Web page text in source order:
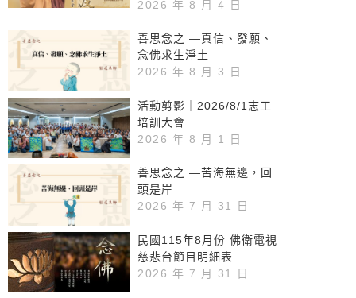
2026 年 8 月 4 日
善思念之 —真信、發願、
念佛求生淨土
2026 年 8 月 3 日
活動剪影｜2026/8/1志工
培訓大會
2026 年 8 月 1 日
善思念之 —苦海無邊，回
頭是岸
2026 年 7 月 31 日
民國115年8月份 佛衛電視
慈悲台節目明細表
2026 年 7 月 31 日